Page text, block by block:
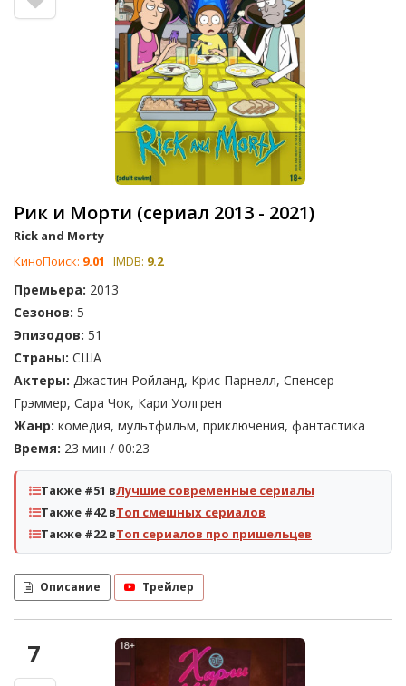
Рик и Морти (сериал 2013 - 2021)
Rick and Morty
КиноПоиск: 9.01 IMDB: 9.2
Премьера: 2013
Сезонов: 5
Эпизодов: 51
Страны: США
Актеры: Джастин Ройланд, Крис Парнелл, Спенсер
Грэммер, Сара Чок, Кари Уолгрен
Жанр: комедия, мультфильм, приключения, фантастика
Время: 23 мин / 00:23
Также #51 вЛучшие современные сериалы
Также #42 вТоп смешных сериалов
Также #22 вТоп сериалов про пришельцев
Описание Трейлер
7